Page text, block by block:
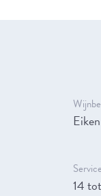
Service
14